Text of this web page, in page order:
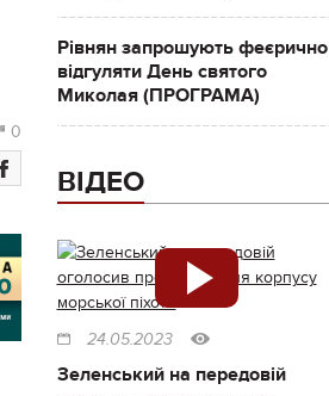
0
Рівнян запрошують феєрично
відгуляти День святого
Миколая (ПРОГРАМА)
ВІДЕО
24.05.2023
Зеленський на передовій